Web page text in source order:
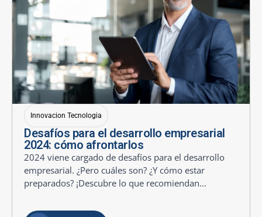
Innovacion Tecnologia
Desafíos para el desarrollo empresarial
2024: cómo afrontarlos
2024 viene cargado de desafíos para el desarrollo
empresarial. ¿Pero cuáles son? ¿Y cómo estar
preparados? ¡Descubre lo que recomiendan...